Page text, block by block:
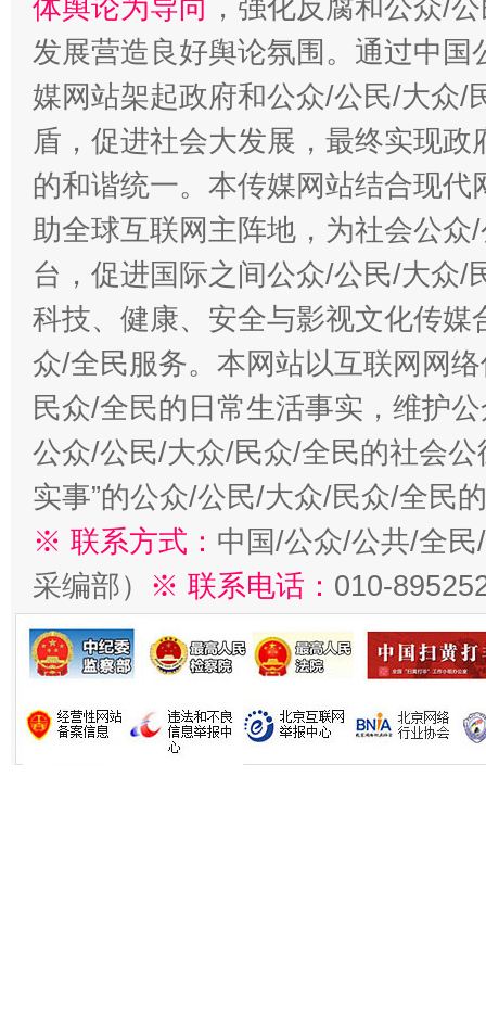
体舆论为导向 ，强化反腐和公众/
发展营造良好舆论氛围。通过中
媒网站架起政府和公众/公民/大众/
盾，促进社会大发展，最终实现
的和谐统一。本传媒网站结合现
助全球互联网主阵地，为社会公
台，促进国际之间公众/公民/大众/
科技、健康、安全与影视文化传
众/全民服务。本网站以互联网网
民众/全民的日常生活事实，维护
公众/公民/大众/民众/全民的社会公
实事”的公众/公民/大众/民众/全民
※ 联系方式： 中国/公众/公共/全
采编部） ※ 联系电话： 010-